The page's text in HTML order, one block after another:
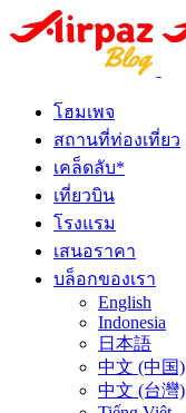
โฮมเพจ
สถานที่ท่องเที่ยว
เคล็ดลับ*
เที่ยวบิน
โรงแรม
เสนอราคา
บล็อกของเรา
English
Indonesia
日本語
中文 (中国)
中文 (台灣)